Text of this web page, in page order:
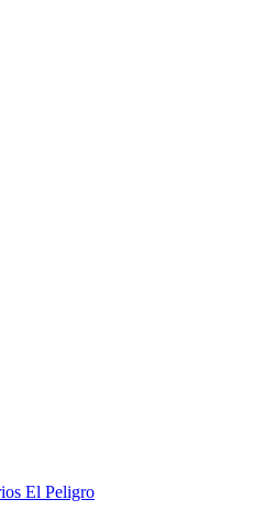
El Peligro